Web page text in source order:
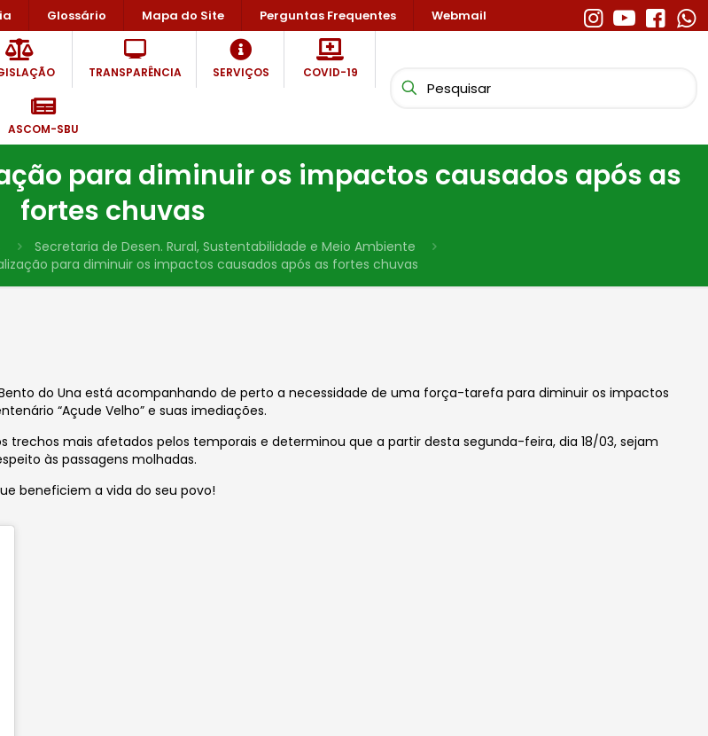
Glossário Mapa do Site Perguntas Frequentes Webmail
TRANSPARÊNCIA SERVIÇOS COVID-19
ASCOM-SBU
para diminuir os impactos causados após as
fortes chuvas
Secretaria de Desen. Rural, Sustentabilidade e Meio Ambiente
para diminuir os impactos causados após as fortes chuvas
do Una está acompanhando de perto a necessidade de uma força-tarefa para diminuir os impactos
“Açude Velho” e suas imediações.
trechos mais afetados pelos temporais e determinou que a partir desta segunda-feira, dia 18/03, sejam
às passagens molhadas.
beneficiem a vida do seu povo!